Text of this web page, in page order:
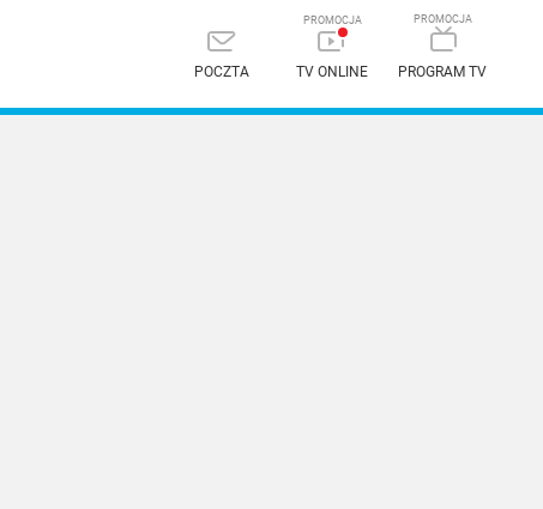
POCZTA TV ONLINE PROGRAM TV